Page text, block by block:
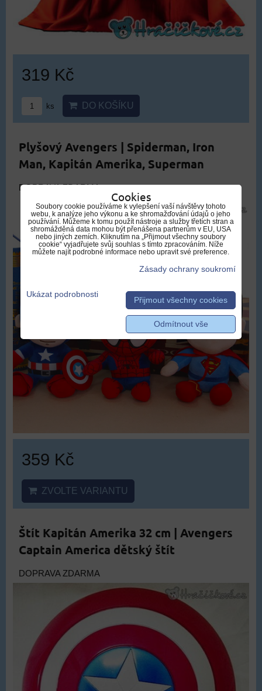
319 Kč
ks DO KOŠÍKU
Plyšový Avengers | Spiderman, Iron
Man, Kapitán Amerika, Superman
DOPRAVA ZDARMA
359 Kč
ZVOLTE VARIANTU
Štít Kapitán Amerika 32 cm | Avengers
Captain America dětský štít
DOPRAVA ZDARMA
Cookies
Soubory cookie používáme k vylepšení vaší návštěvy tohoto
webu, k analýze jeho výkonu a ke shromažďování údajů o jeho
používání. Můžeme k tomu použít nástroje a služby třetích stran a
shromážděná data mohou být přenášena partnerům v EU, USA
nebo jiných zemích. Kliknutím na „Přijmout všechny soubory
cookie“ vyjadřujete svůj souhlas s tímto zpracováním. Níže
můžete najít podrobné informace nebo upravit své preference.
Zásady ochrany soukromí
Ukázat podrobnosti
Přijmout všechny cookies
Odmítnout vše